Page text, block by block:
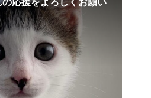
応援をよろしくお願い